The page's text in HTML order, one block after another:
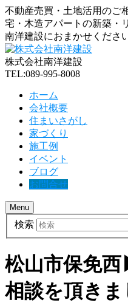
不動産売買・土地活用のご
宅・木造アパートの新築・
南洋建設におまかせください
株式会社南洋建設
TEL:089-995-8008
ホーム
会社概要
住まいさがし
家づくり
施工例
イベント
ブログ
お問合せ
Menu
検索
松山市保免
相談を頂きま